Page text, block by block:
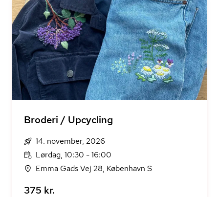
Broderi / Upcycling
14. november, 2026
Lørdag, 10:30 - 16:00
Emma Gads Vej 28, København S
375 kr.